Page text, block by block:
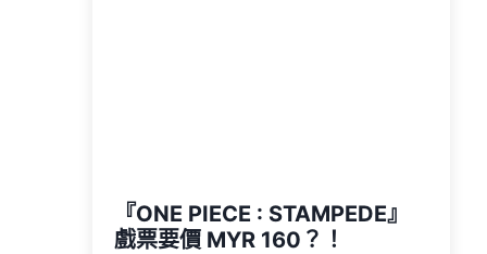
『ONE PIECE : STAMPEDE』
戲票要價 MYR 160？！